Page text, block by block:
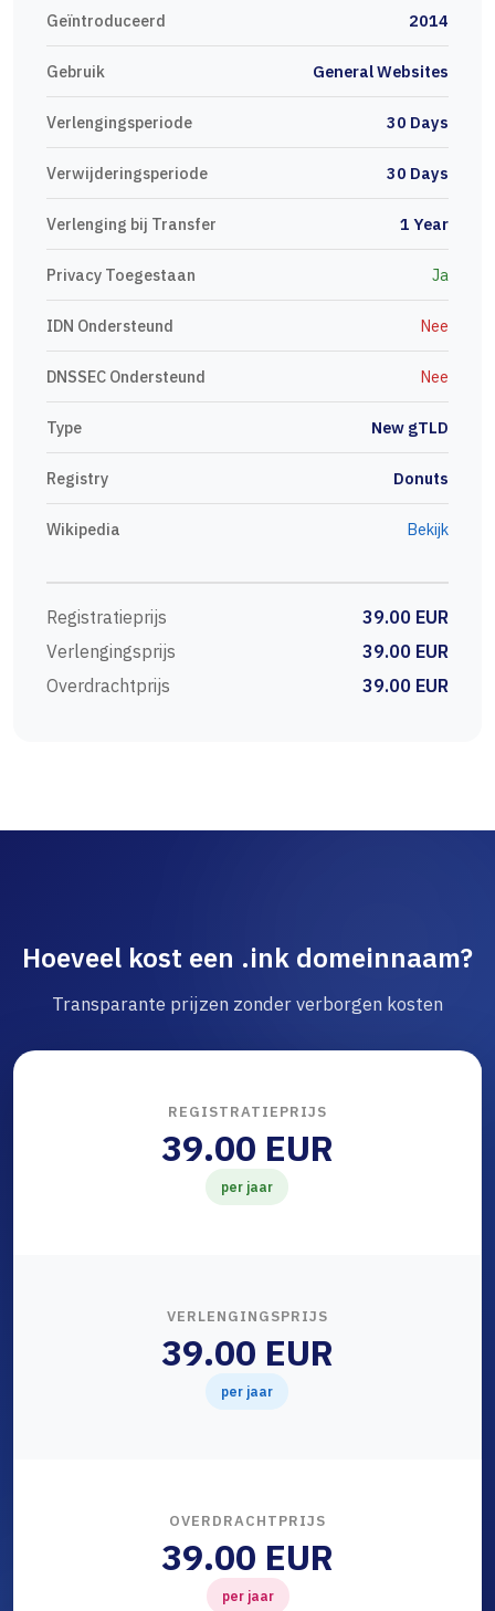
Geïntroduceerd 2014
Gebruik General Websites
Verlengingsperiode 30 Days
Verwijderingsperiode 30 Days
Verlenging bij Transfer 1 Year
Privacy Toegestaan Ja
IDN Ondersteund Nee
DNSSEC Ondersteund Nee
Type New gTLD
Registry Donuts
Wikipedia Bekijk
Registratieprijs
39.00 EUR
Verlengingsprijs
39.00 EUR
Overdrachtprijs
39.00 EUR
Hoeveel kost een .ink domeinnaam?
Transparante prijzen zonder verborgen kosten
REGISTRATIEPRIJS
39.00 EUR
per jaar
VERLENGINGSPRIJS
39.00 EUR
per jaar
OVERDRACHTPRIJS
39.00 EUR
per jaar